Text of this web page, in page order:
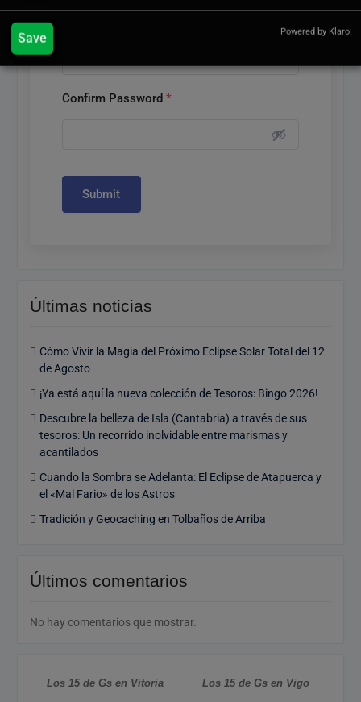
Confirm Password *
Submit
Últimas noticias
Cómo Vivir la Magia del Próximo Eclipse Solar Total del 12
de Agosto
¡Ya está aquí la nueva colección de Tesoros: Bingo 2026!
Descubre la belleza de Isla (Cantabria) a través de sus
tesoros: Un recorrido inolvidable entre marismas y
acantilados
Cuando la Sombra se Adelanta: El Eclipse de Atapuerca y
el «Mal Fario» de los Astros
Tradición y Geocaching en Tolbaños de Arriba
Últimos comentarios
No hay comentarios que mostrar.
Los 15 de Gs en Vitoria Los 15 de Gs en Vigo
Save Powered by Klaro!